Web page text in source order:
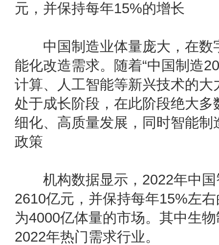
元，并保持每年15%的增长
中国制造业体量庞大，在数
能化改造需求。随着“中国制造
计算、人工智能等新兴技术的
处于成长阶段，在此阶段绝大
细化、高质量发展，同时智能
政策
机构数据显示，2022年中国
2610亿元，并保持每年15%左
为4000亿体量的市场。其中生
2022年热门需求行业。